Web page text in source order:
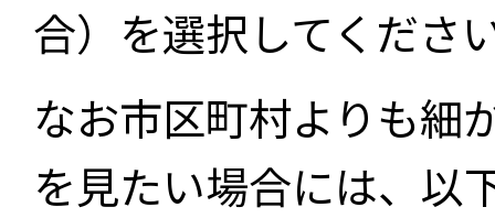
合）を選択してくださ
なお市区町村よりも細
を見たい場合には、以